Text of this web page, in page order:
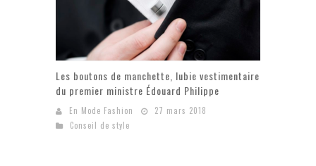
Les boutons de manchette, lubie vestimentaire
du premier ministre Édouard Philippe
En Mode Fashion
27 mars 2018
Conseil de style